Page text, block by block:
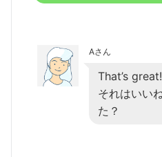
Aさん
That’s
それはいい
た？